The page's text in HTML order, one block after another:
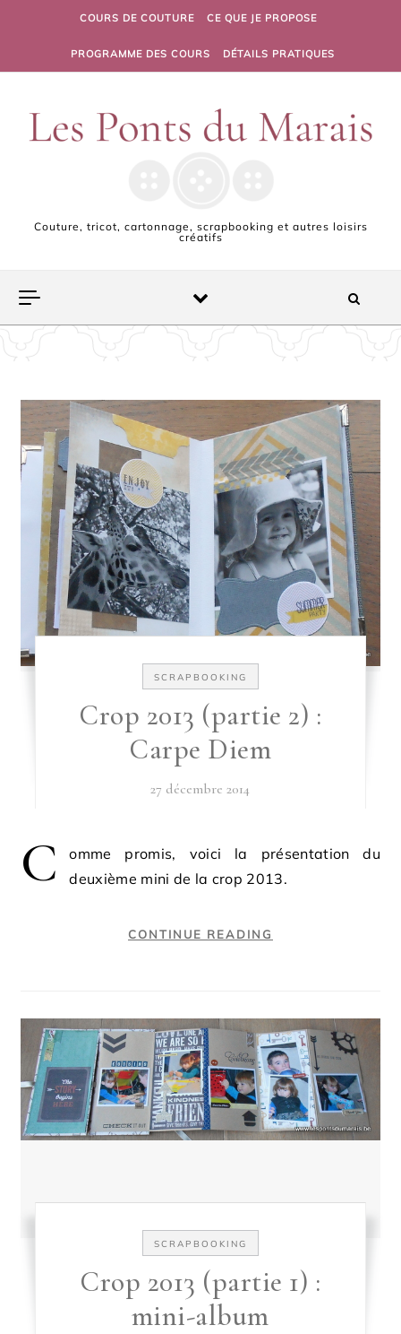
Skip to contentCOURS DE COUTURE CE QUE JE PROPOSE
PROGRAMME DES COURS DÉTAILS PRATIQUES
Couture, tricot, cartonnage, scrapbooking et autres loisirs
créatifs
SCRAPBOOKING
Crop 2013 (partie 2) :
Carpe Diem
27 décembre 2014
C
omme promis, voici la présentation du
deuxième mini de la crop 2013.
CONTINUE READING
SCRAPBOOKING
Crop 2013 (partie 1) :
mini-album